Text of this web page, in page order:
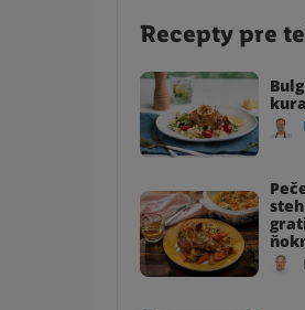
Recepty pre